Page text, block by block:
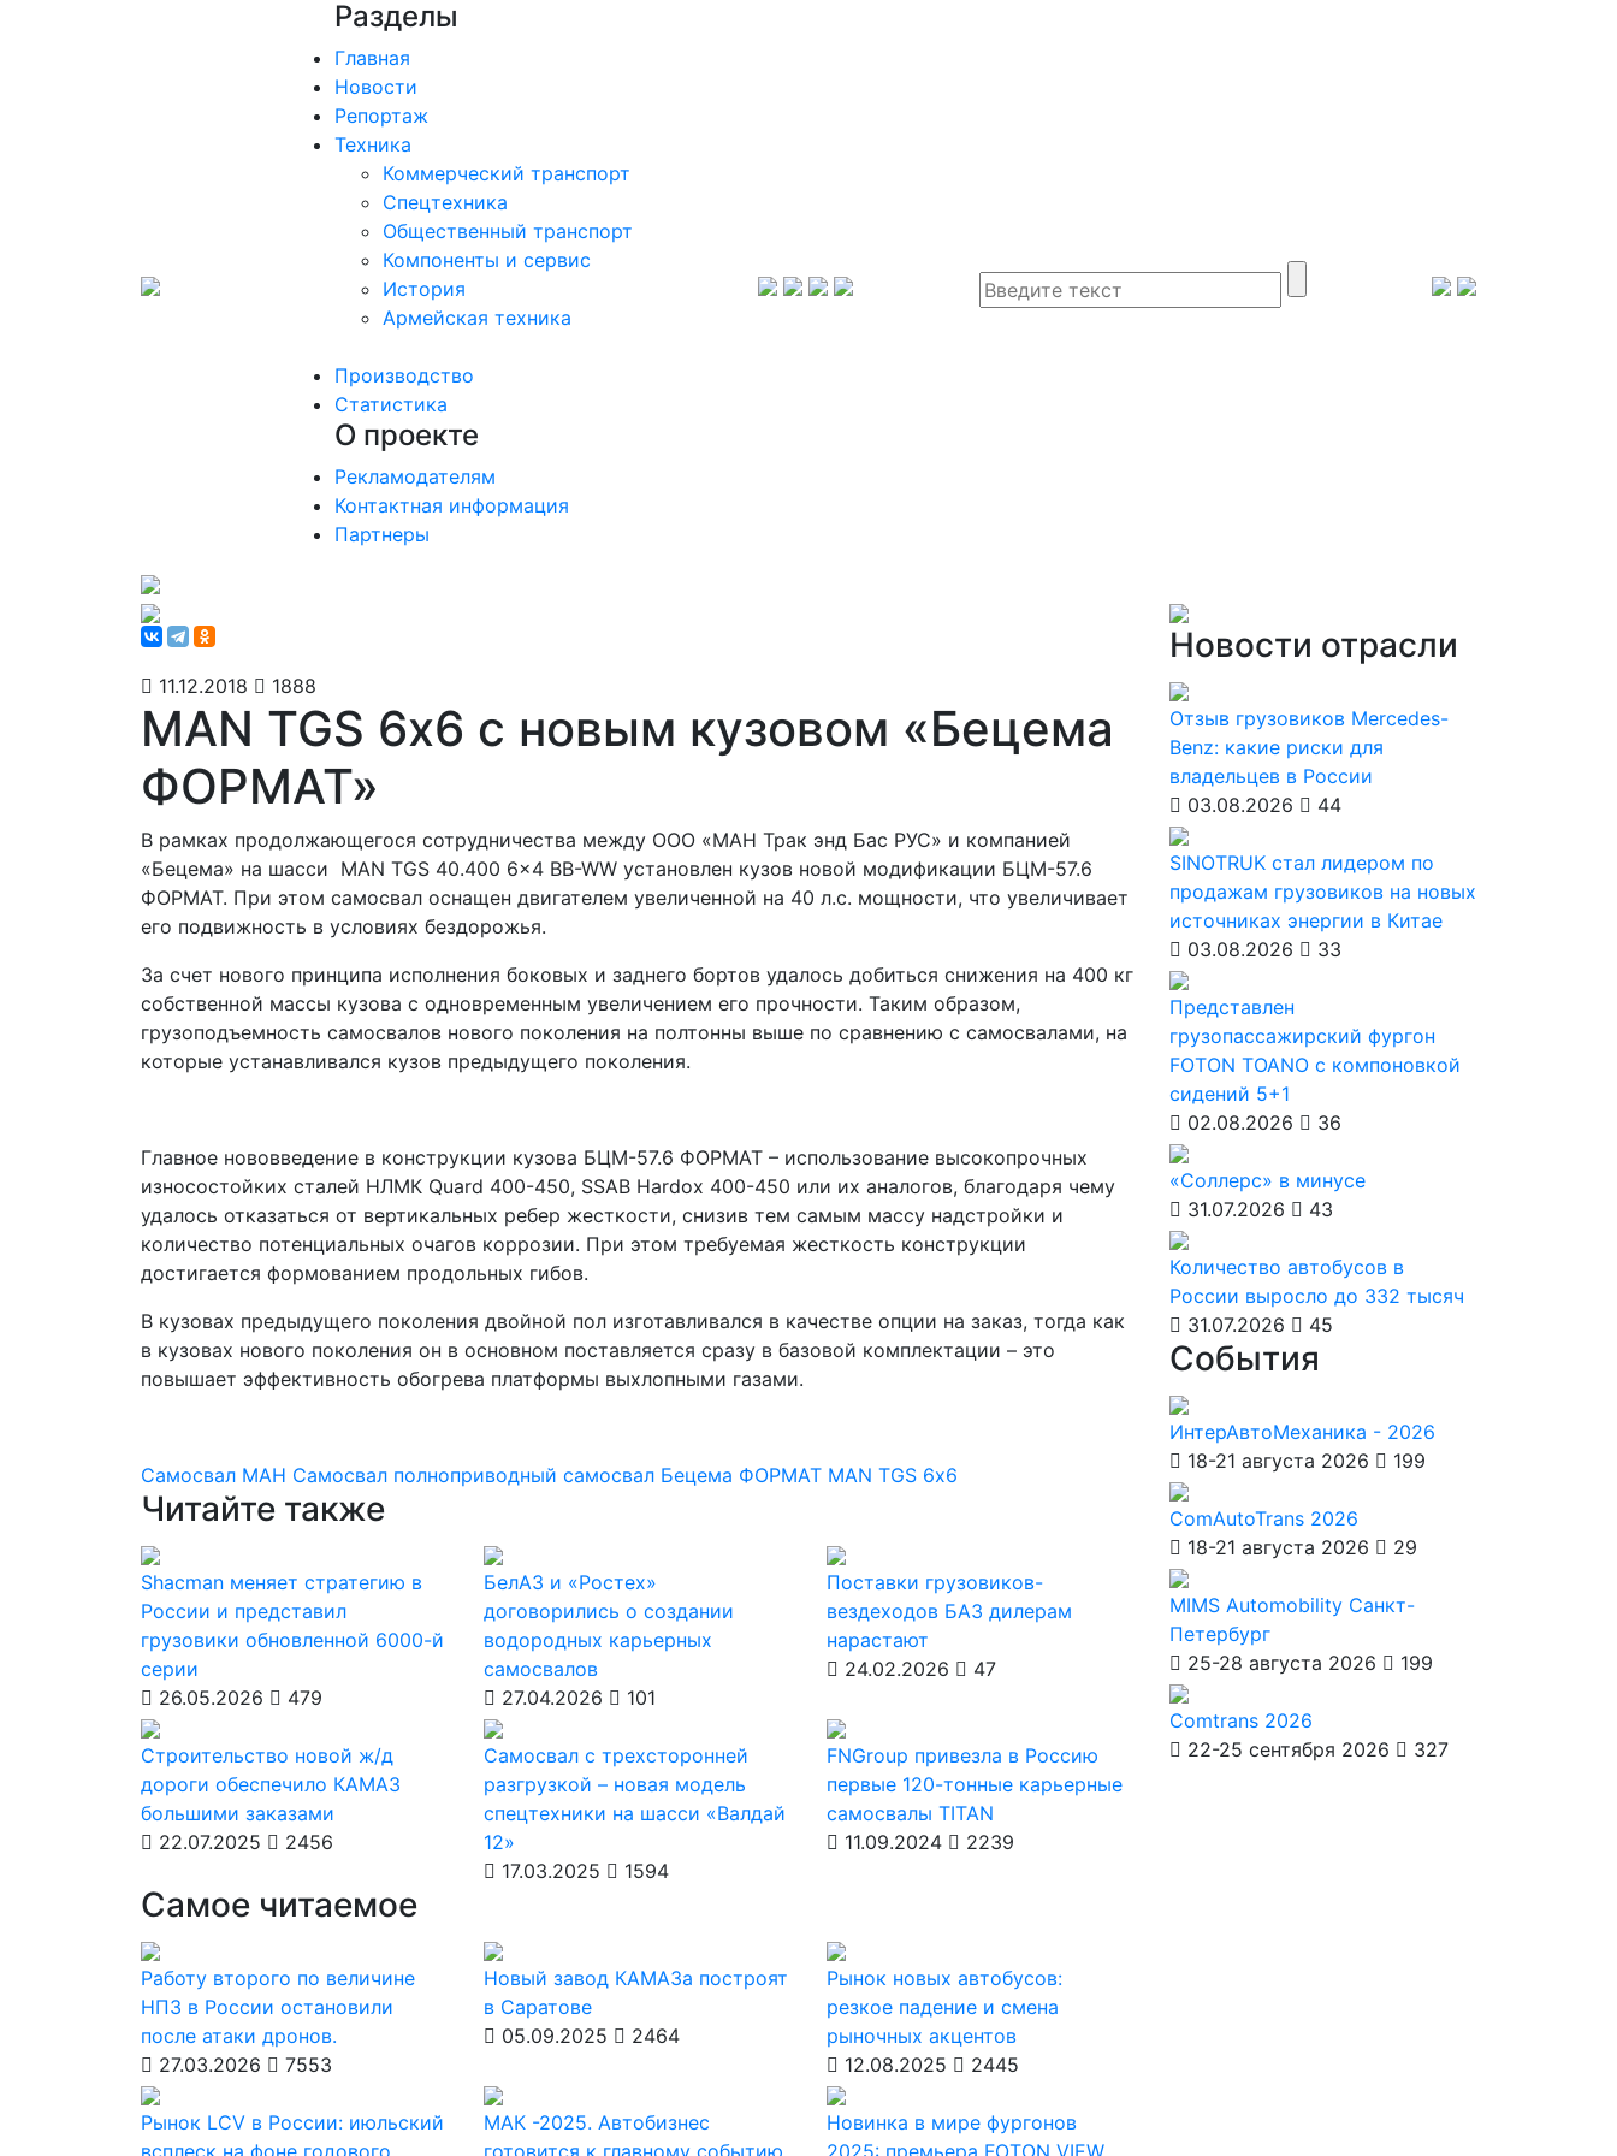
Разделы
Главная
Новости
Репортаж
Техника
Коммерческий транспорт
Спецтехника
Общественный транспорт
Компоненты и сервис
История
Армейская техника
Производство
Статистика
О проекте
Рекламодателям
Контактная информация
Партнеры
11.12.2018 1888
MAN TGS 6х6 с новым кузовом «Бецема
ФОРМАТ»
В рамках продолжающегося сотрудничества между ООО «МАН Трак энд Бас РУС» и компанией
«Бецема» на шасси MAN TGS 40.400 6x4 BB-WW установлен кузов новой модификации БЦМ-57.6
ФОРМАТ. При этом самосвал оснащен двигателем увеличенной на 40 л.с. мощности, что увеличивает
его подвижность в условиях бездорожья.
За счет нового принципа исполнения боковых и заднего бортов удалось добиться снижения на 400 кг
собственной массы кузова с одновременным увеличением его прочности. Таким образом,
грузоподъемность самосвалов нового поколения на полтонны выше по сравнению с самосвалами, на
которые устанавливался кузов предыдущего поколения.
Главное нововведение в конструкции кузова БЦМ-57.6 ФОРМАТ – использование высокопрочных
износостойких сталей НЛМК Quard 400-450, SSAB Hardox 400-450 или их аналогов, благодаря чему
удалось отказаться от вертикальных ребер жесткости, снизив тем самым массу надстройки и
количество потенциальных очагов коррозии. При этом требуемая жесткость конструкции
достигается формованием продольных гибов.
В кузовах предыдущего поколения двойной пол изготавливался в качестве опции на заказ, тогда как
в кузовах нового поколения он в основном поставляется сразу в базовой комплектации – это
повышает эффективность обогрева платформы выхлопными газами.
Самосвал МАН Самосвал полноприводный самосвал Бецема ФОРМАТ MAN TGS 6х6
Читайте также
Shacman меняет стратегию в
России и представил
грузовики обновленной 6000-й
серии
26.05.2026
479
БелАЗ и «Ростех»
договорились о создании
водородных карьерных
самосвалов
27.04.2026
101
Поставки грузовиков-
вездеходов БАЗ дилерам
нарастают
24.02.2026
47
Строительство новой ж/д
дороги обеспечило КАМАЗ
большими заказами
22.07.2025
2456
Самосвал с трехсторонней
разгрузкой – новая модель
спецтехники на шасси «Валдай
12»
17.03.2025
1594
FNGroup привезла в Россию
первые 120-тонные карьерные
самосвалы TITAN
11.09.2024
2239
Самое читаемое
Работу второго по величине
НПЗ в России остановили
после атаки дронов.
27.03.2026
7553
Новый завод КАМАЗа построят
в Саратове
05.09.2025
2464
Рынок новых автобусов:
резкое падение и смена
рыночных акцентов
12.08.2025
2445
Рынок LCV в России: июльский
всплеск на фоне годового
МАК -2025. Автобизнес
готовится к главному событию
Новинка в мире фургонов
2025: премьера FOTON VIEW
Новости отрасли
Отзыв грузовиков Mercedes-
Benz: какие риски для
владельцев в России
03.08.2026
44
SINOTRUK стал лидером по
продажам грузовиков на новых
источниках энергии в Китае
03.08.2026
33
Представлен
грузопассажирский фургон
FOTON TOANO с компоновкой
сидений 5+1
02.08.2026
36
«Соллерс» в минусе
31.07.2026
43
Количество автобусов в
России выросло до 332 тысяч
31.07.2026
45
События
ИнтерАвтоМеханика - 2026
18-21 августа 2026
199
ComAutoTrans 2026
18-21 августа 2026
29
MIMS Automobility Санкт-
Петербург
25-28 августа 2026
199
Comtrans 2026
22-25 сентября 2026
327